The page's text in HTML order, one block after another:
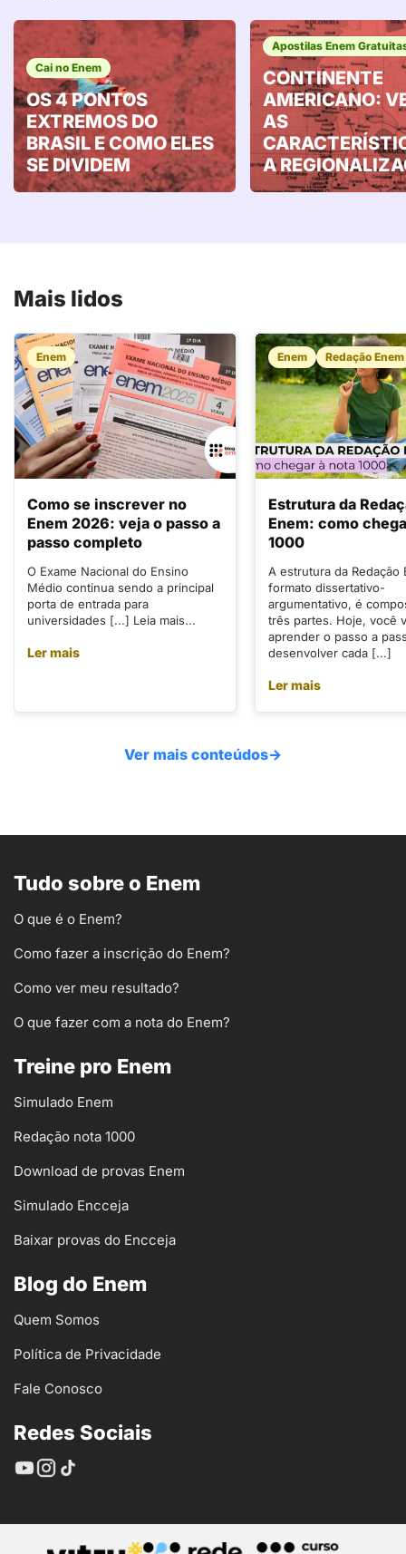
Cai no Enem
OS 4 PONTOS
EXTREMOS DO
BRASIL E COMO ELES
SE DIVIDEM
Apostilas Enem
CONTINENTE
AMERICANO:
AS
A
Mais lidos
Enem
Como se inscrever no
Enem 2026: veja o passo a
passo completo
O Exame Nacional do Ensino
Médio continua sendo a principal
porta de entrada para
universidades [...] Leia mais...
Ler mais
Enem Redação Enem
Estrutura da
Enem: como
1000
A estrutura da Redação
formato dissertativo-
argumentativo, é
três partes. Hoje, você
aprender o passo a
desenvolver cada [...]
Ler mais
Ver mais conteúdos→
Tudo sobre o Enem
O que é o Enem?
Como fazer a inscrição do Enem?
Como ver meu resultado?
O que fazer com a nota do Enem?
Treine pro Enem
Simulado Enem
Redação nota 1000
Download de provas Enem
Simulado Encceja
Baixar provas do Encceja
Blog do Enem
Quem Somos
Política de Privacidade
Fale Conosco
Redes Sociais